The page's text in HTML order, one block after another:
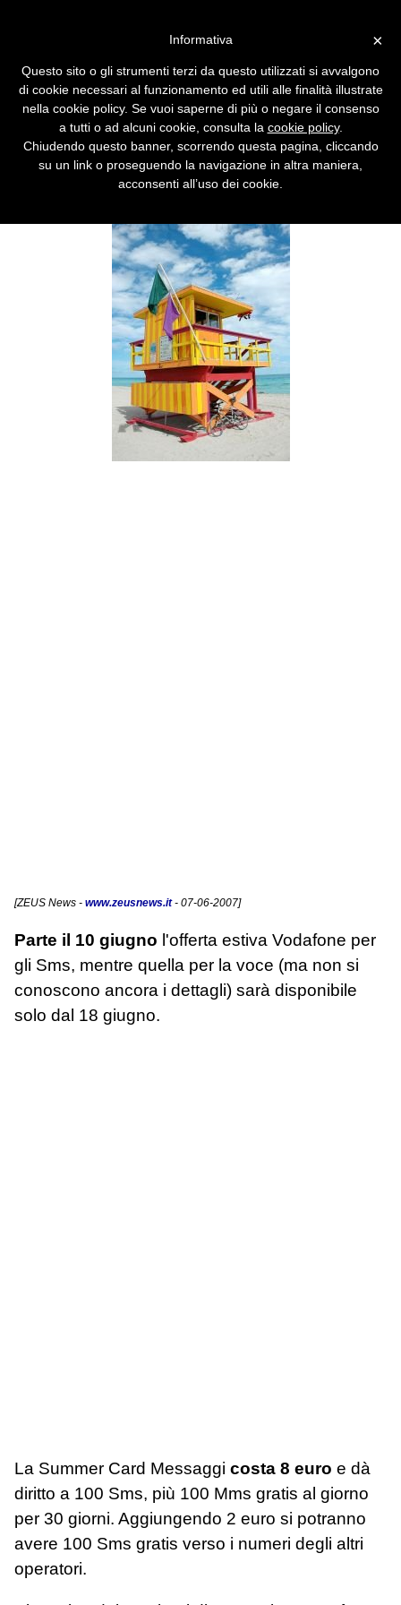
nasconde l'Infinity
Anche quest'anno si potrà attivare l'offerta
estiva Vodafone per i messaggi. Ma stavolta,
chi la sceglie attiverà automaticamente
un'offerta Infinity a pagamento.
[ZEUS News - www.zeusnews.it- 07-06-2007]
Parte il 10 giugno l'offerta estiva Vodafone per
gli Sms, mentre quella per la voce (ma non si
conoscono ancora i dettagli) sarà disponibile
solo dal 18 giugno.
La Summer Card Messaggi costa 8 euro e dà
diritto a 100 Sms, più 100 Mms gratis al giorno
per 30 giorni. Aggiungendo 2 euro si potranno
avere 100 Sms gratis verso i numeri degli altri
operatori.
×
Informativa
Questo sito o gli strumenti terzi da questo utilizzati si avvalgono
di cookie necessari al funzionamento ed utili alle finalità illustrate
nella cookie policy. Se vuoi saperne di più o negare il consenso
a tutti o ad alcuni cookie, consulta la cookie policy.
Chiudendo questo banner, scorrendo questa pagina, cliccando
su un link o proseguendo la navigazione in altra maniera,
acconsenti all’uso dei cookie.